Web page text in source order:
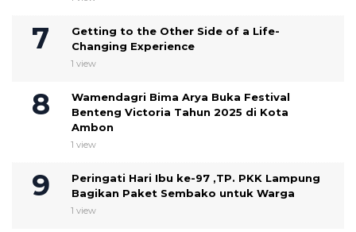
Getting to the Other Side of a Life-
Changing Experience
1 view
Wamendagri Bima Arya Buka Festival
Benteng Victoria Tahun 2025 di Kota
Ambon
1 view
Peringati Hari Ibu ke-97 ,TP. PKK Lampung
Bagikan Paket Sembako untuk Warga
1 view